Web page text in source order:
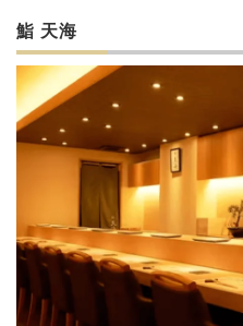
鮨 天海